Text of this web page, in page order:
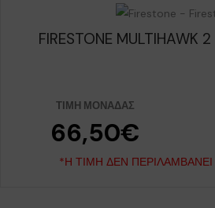
FIRESTONE MULTIHAWK
ΤΙΜΉ ΜΟΝΆΔΑΣ
66,50€
*Η ΤΙΜΉ ΔΕΝ